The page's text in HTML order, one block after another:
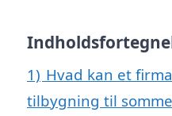
1) Hvad kan et
tilbygning til